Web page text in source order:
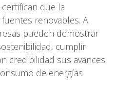
que la
renovables. A
pueden demostrar
cumplir
credibilidad sus avances
de energías